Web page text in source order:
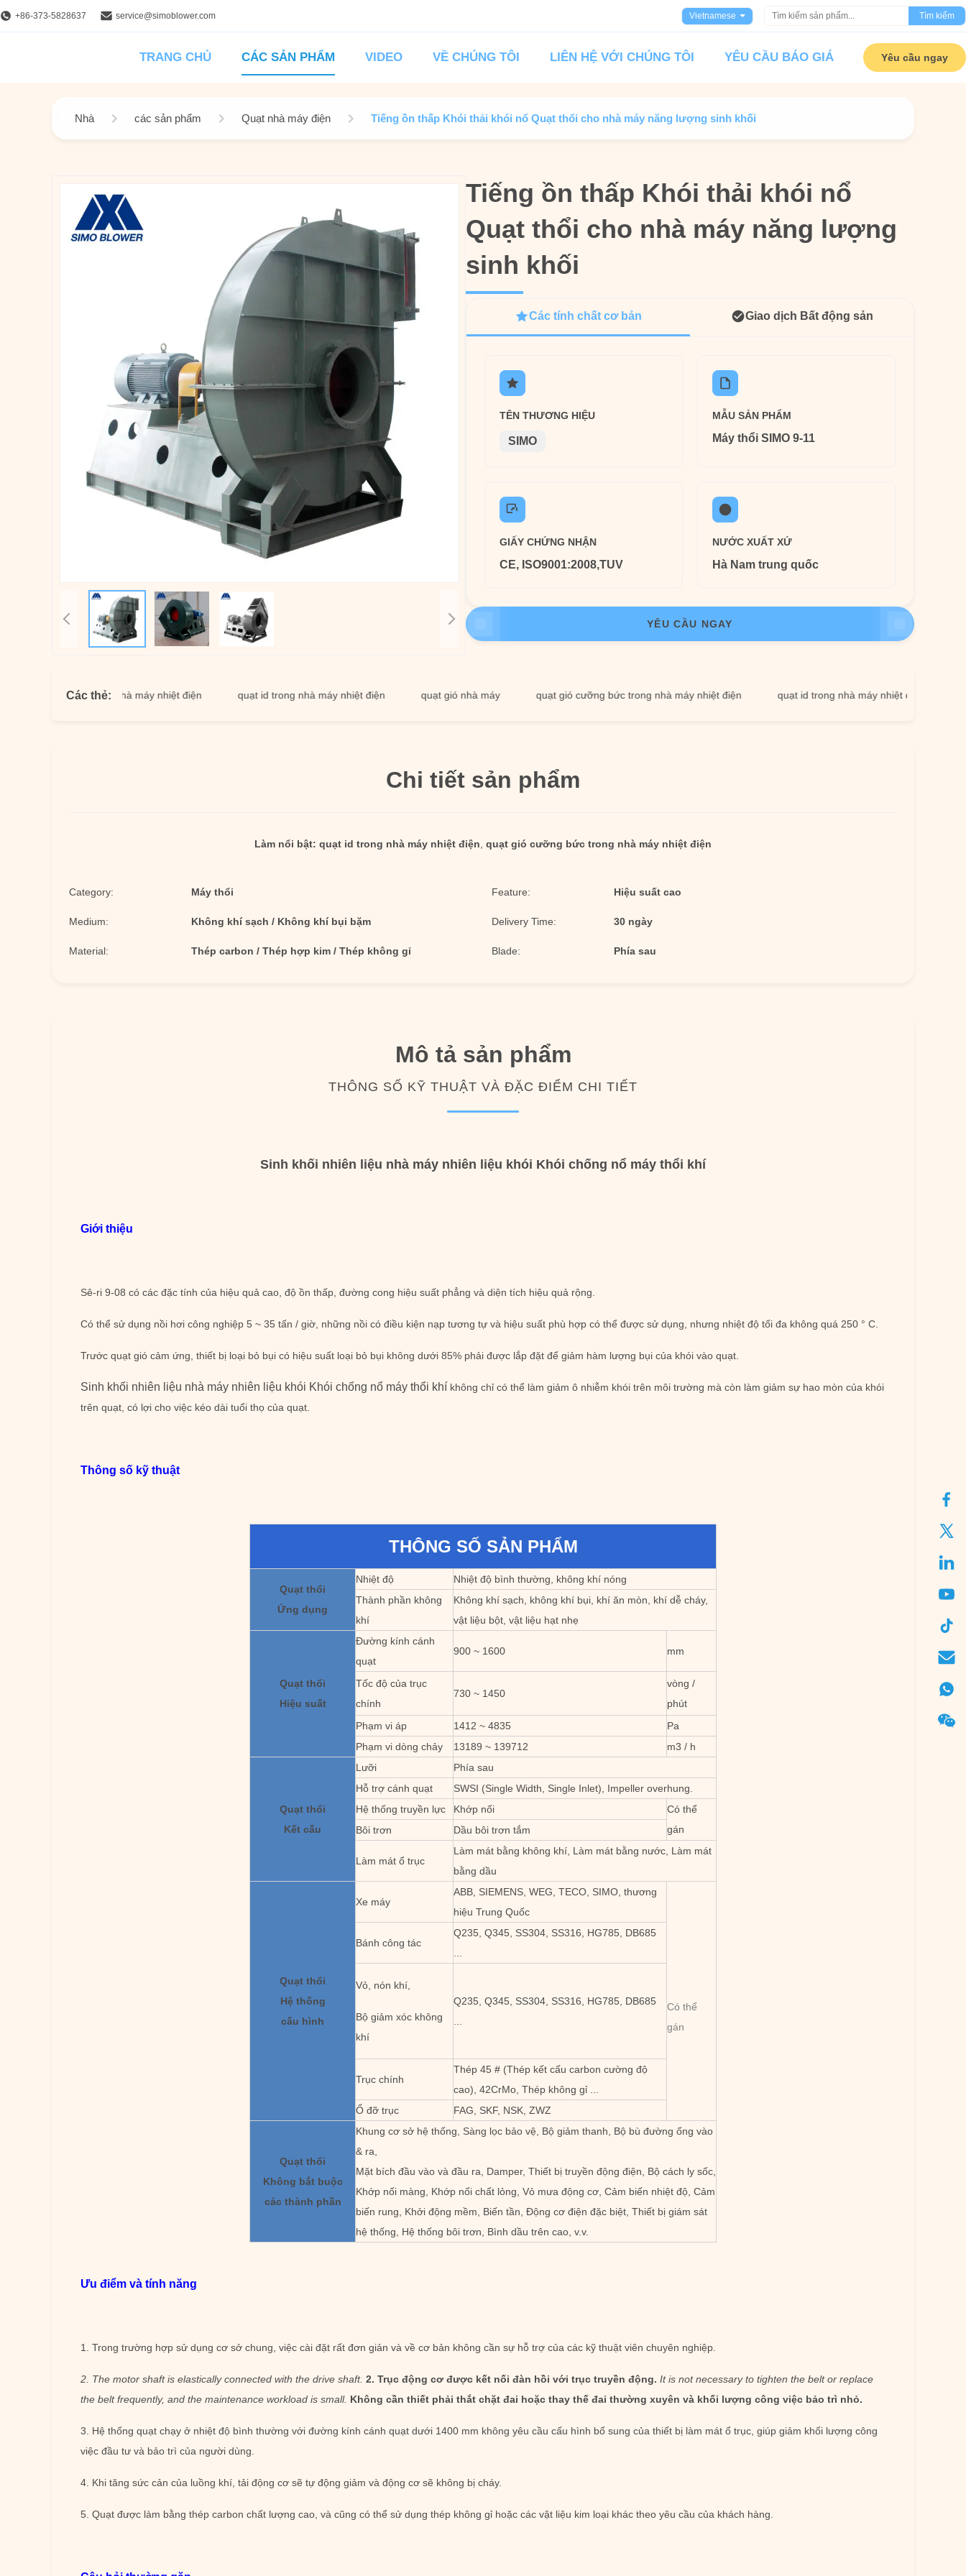
+86-373-5828637 service@simoblower.com Vietnamese Tìm kiếm
TRANG CHỦ CÁC SẢN PHẨM VIDEO VỀ CHÚNG TÔI LIÊN HỆ VỚI CHÚNG TÔI YÊU CẦU BÁO GIÁ Yêu cầu ngay
Nhà các sản phẩm Quạt nhà máy điện Tiếng ồn thấp Khói thải khói nổ Quạt thổi cho nhà máy năng lượng sinh khối
Tiếng ồn thấp Khói thải khói nổ
Quạt thổi cho nhà máy năng lượng
sinh khối
Tiếng ồn thấp Khói thải khói nổ
Quạt thổi cho nhà máy năng lượng
sinh khối
Các tính chất cơ bản Giao dịch Bất động sản
TÊN THƯƠNG HIỆU
SIMO
MẪU SẢN PHẨM
Máy thổi SIMO 9-11
GIẤY CHỨNG NHẬN
CE, ISO9001:2008,TUV
NƯỚC XUẤT XỨ
Hà Nam trung quốc
YÊU CẦU NGAY
Các thẻ:
cưỡng bức trong nhà máy nhiệt điện quạt id trong nhà máy nhiệt điện quạt gió nhà máy quạt gió cưỡng bức trong nhà máy nhiệt điện quạt id trong nhà máy nhiệt điện
Chi tiết sản phẩm
Làm nổi bật: quạt id trong nhà máy nhiệt điện quạt gió cưỡng bức trong nhà máy nhiệt điện
Category: Máy thổi Feature: Hiệu suất cao
Medium: Không khí sạch / Không khí bụi bặm Delivery Time: 30 ngày
Material: Thép carbon / Thép hợp kim / Thép không gỉ Blade: Phía sau
Mô tả sản phẩm
THÔNG SỐ KỸ THUẬT VÀ ĐẶC ĐIỂM CHI TIẾT
Sinh khối nhiên liệu nhà máy nhiên liệu khói Khói chống nổ máy thổi khí
Giới thiệu
Sê-ri 9-08 có các đặc tính của hiệu quả cao, độ ồn thấp, đường cong hiệu suất phẳng và diện tích hiệu quả rộng.
Có thể sử dụng nồi hơi công nghiệp 5 ~ 35 tấn / giờ, những nồi có điều kiện nạp tương tự và hiệu suất phù hợp có thể được sử dụng, nhưng nhiệt độ tối đa không quá 250 ° C.
Trước quạt gió cảm ứng, thiết bị loại bỏ bụi có hiệu suất loại bỏ bụi không dưới 85% phải được lắp đặt để giảm hàm lượng bụi của khói vào quạt.
Sinh khối nhiên liệu nhà máy nhiên liệu khói Khói chống nổ máy thổi khí không chỉ có thể làm giảm ô nhiễm khói trên môi trường mà còn làm giảm sự hao mòn của khói
trên quạt, có lợi cho việc kéo dài tuổi thọ của quạt.
Thông số kỹ thuật
THÔNG SỐ SẢN PHẨM
Quạt thổi
Ứng dụng
Nhiệt độ
Nhiệt độ bình thường, không khí nóng
Thành phần không
khí
Không khí sạch, không khí bụi, khí ăn mòn, khí dễ cháy,
vật liệu bột, vật liệu hạt nhẹ
Quạt thổi
Hiệu suất
Đường kính cánh
quạt
900 ~ 1600 mm
Tốc độ của trục
chính
730 ~ 1450
vòng /
phút
Phạm vi áp
1412 ~ 4835
Pa
Phạm vi dòng chảy
13189 ~ 139712 m3 / h
Quạt thổi
Kết cấu
Lưỡi
Phía sau
Hỗ trợ cánh quạt
SWSI (Single Width, Single Inlet), Impeller overhung.
Hệ thống truyền lực
Khớp nối
Có thể
gán
Bôi trơn Dầu bôi trơn tắm
Làm mát ổ trục
Làm mát bằng không khí, Làm mát bằng nước, Làm mát
bằng dầu
Quạt thổi
Hệ thống
cấu hình
Xe máy
ABB, SIEMENS, WEG, TECO, SIMO, thương
hiệu Trung Quốc
Có thể
gán
Bánh công tác
Q235, Q345, SS304, SS316, HG785, DB685
Vỏ, nón khí,
Bộ giảm xóc không
khí
Q235, Q345, SS304, SS316, HG785, DB685
Trục chính
Thép 45 # (Thép kết cấu carbon cường độ
cao), 42CrMo, Thép không gỉ ...
Ổ đỡ trục
FAG, SKF, NSK, ZWZ
Quạt thổi
Không bắt buộc
các thành phần
Khung cơ sở hệ thống, Sàng lọc bảo vệ, Bộ giảm thanh, Bộ bù đường ống vào
& ra,
Mặt bích đầu vào và đầu ra, Damper, Thiết bị truyền động điện, Bộ cách ly sốc,
Khớp nối màng, Khớp nối chất lỏng, Vỏ mưa động cơ, Cảm biến nhiệt độ, Cảm
biến rung, Khởi động mềm, Biến tần, Động cơ điện đặc biệt, Thiết bị giám sát
hệ thống, Hệ thống bôi trơn, Bình dầu trên cao, v.v.
Ưu điểm và tính năng
1. Trong trường hợp sử dụng cơ sở chung, việc cài đặt rất đơn giản và về cơ bản không cần sự hỗ trợ của các kỹ thuật viên chuyên nghiệp.
2. The motor shaft is elastically connected with the drive shaft. 2. Trục động cơ được kết nối đàn hồi với trục truyền động. It is not necessary to tighten the belt or replace
the belt frequently, and the maintenance workload is small. Không cần thiết phải thắt chặt đai hoặc thay thế đai thường xuyên và khối lượng công việc bảo trì nhỏ.
3. Hệ thống quạt chạy ở nhiệt độ bình thường với đường kính cánh quạt dưới 1400 mm không yêu cầu cấu hình bổ sung của thiết bị làm mát ổ trục, giúp giảm khối lượng công
việc đầu tư và bảo trì của người dùng.
4. Khi tăng sức cản của luồng khí, tải động cơ sẽ tự động giảm và động cơ sẽ không bị cháy.
5. Quạt được làm bằng thép carbon chất lượng cao, và cũng có thể sử dụng thép không gỉ hoặc các vật liệu kim loại khác theo yêu cầu của khách hàng.